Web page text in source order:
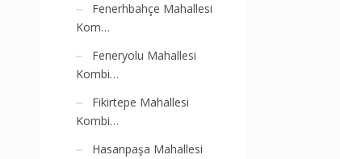
Fenerhbahçe Mahallesi
Kom…
Feneryolu Mahallesi
Kombi…
Fikirtepe Mahallesi
Kombi…
Hasanpaşa Mahallesi